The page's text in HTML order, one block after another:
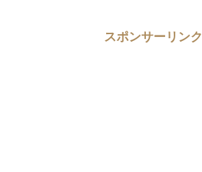
スポンサーリンク